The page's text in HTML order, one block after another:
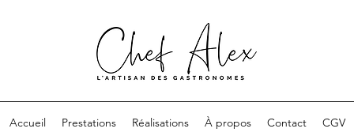
Accueil Prestations Réalisations À propos Contact CGV